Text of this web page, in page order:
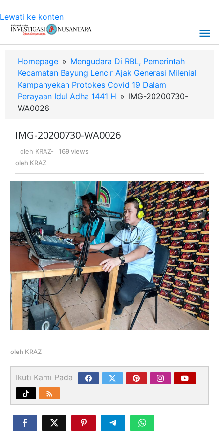
Lewati ke konten
Homepage » Mengudara Di RBL, Pemerintah
Kecamatan Bayung Lencir Ajak Generasi Milenial
Kampanyekan Protokes Covid 19 Dalam
Perayaan Idul Adha 1441 H » IMG-20200730-
WA0026
IMG-20200730-WA0026
oleh KRAZ-
169 views
oleh KRAZ
oleh KRAZ
Ikuti Kami Pada